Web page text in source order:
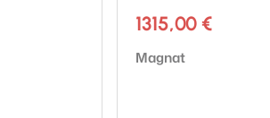
x 100 x 405 mm
1315,00 €
Tuotemerkki:
Magnat